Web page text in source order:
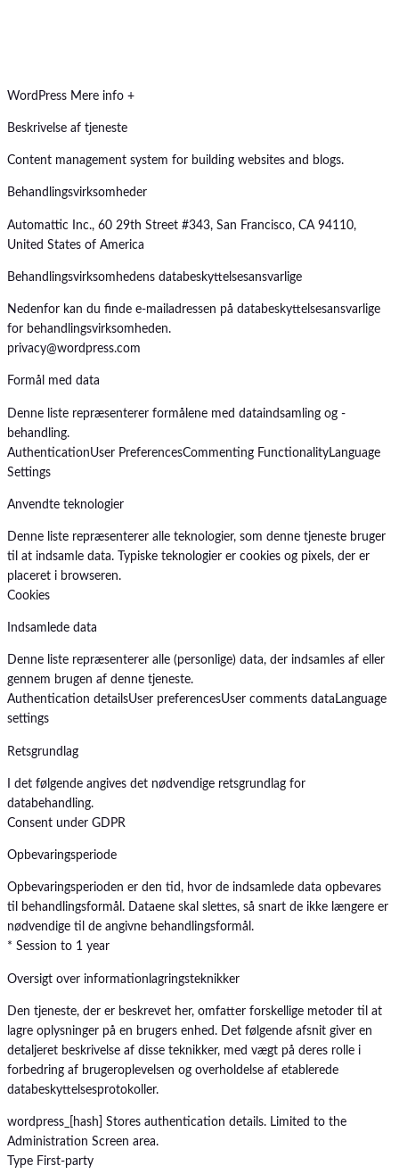
WordPress Mere info +
Beskrivelse af tjeneste
Content management system for building websites and blogs.
Behandlingsvirksomheder
Automattic Inc., 60 29th Street #343, San Francisco, CA 94110,
United States of America
Behandlingsvirksomhedens databeskyttelsesansvarlige
Nedenfor kan du finde e-mailadressen på databeskyttelsesansvarlige
for behandlingsvirksomheden.
privacy@wordpress.com
Formål med data
Denne liste repræsenterer formålene med dataindsamling og -
behandling.
AuthenticationUser PreferencesCommenting Functionality Language
Settings
Anvendte teknologier
Denne liste repræsenterer alle teknologier, som denne tjeneste bruger
til at indsamle data. Typiske teknologier er cookies og pixels, der er
placeret i browseren.
Cookies
Indsamlede data
Denne liste repræsenterer alle (personlige) data, der indsamles af eller
gennem brugen af denne tjeneste.
Authentication detailsUser preferencesUser comments data Language
settings
Retsgrundlag
I det følgende angives det nødvendige retsgrundlag for
databehandling.
Consent under GDPR
Opbevaringsperiode
Opbevaringsperioden er den tid, hvor de indsamlede data opbevares
til behandlingsformål. Dataene skal slettes, så snart de ikke længere er
nødvendige til de angivne behandlingsformål.
* Session to 1 year
Oversigt over informationlagringsteknikker
Den tjeneste, der er beskrevet her, omfatter forskellige metoder til at
lagre oplysninger på en brugers enhed. Det følgende afsnit giver en
detaljeret beskrivelse af disse teknikker, med vægt på deres rolle i
forbedring af brugeroplevelsen og overholdelse af etablerede
databeskyttelsesprotokoller.
wordpress_[hash]
Stores authentication details. Limited to the
Administration Screen area.
Type First-party